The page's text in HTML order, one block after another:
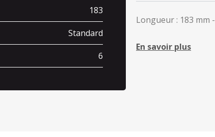
183
Standard
6
Longueur : 183 mm
En savoir plus